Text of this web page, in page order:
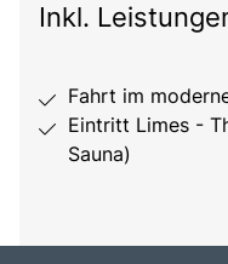
Inkl.
Fahrt im
Eintritt Limes -
Sauna)